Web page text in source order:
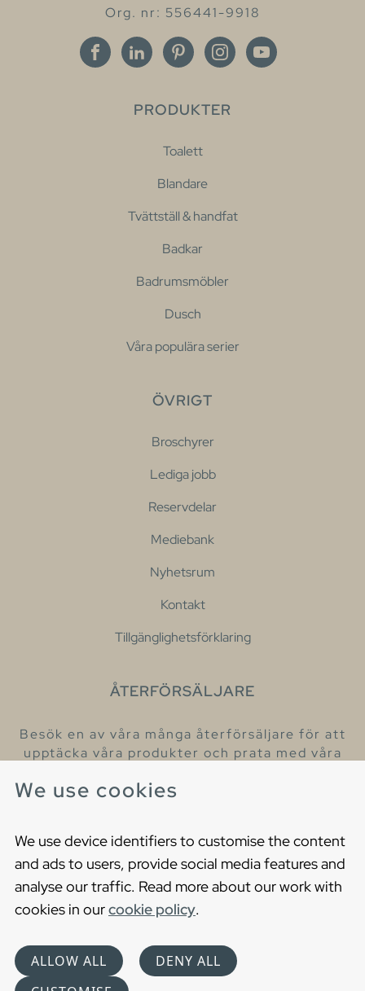
We use cookies
We use device identifiers to customise the content
and ads to users, provide social media features and
analyse our traffic. Read more about our work with
cookies in ourcookie policy.
ALLOW ALL
DENY ALL
Org. nr: 556441-9918
PRODUKTER
Toalett
Blandare
Tvättställ & handfat
Badkar
Badrumsmöbler
Dusch
Våra populära serier
ÖVRIGT
Broschyrer
Lediga jobb
Reservdelar
Mediebank
Nyhetsrum
Kontakt
Tillgänglighetsförklaring
ÅTERFÖRSÄLJARE
Besök en av våra många återförsäljare för att
upptäcka våra produkter och prata med våra
Cookies
Privacy statement
Choose language